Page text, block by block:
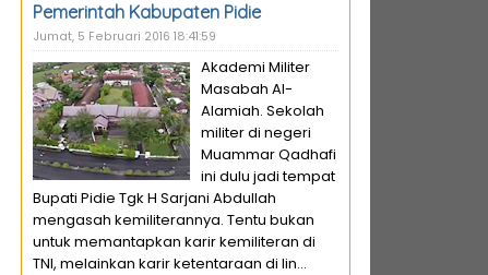
Pemerintah Kabupaten Pidie
Jumat, 5 Februari 2016 18:41:59
Akademi Militer
Masabah Al-
Alamiah. Sekolah
militer di negeri
Muammar Qadhafi
ini dulu jadi tempat
Bupati Pidie Tgk H Sarjani Abdullah
mengasah kemiliterannya. Tentu bukan
untuk memantapkan karir kemiliteran di
TNI, melainkan karir ketentaraan di lin...